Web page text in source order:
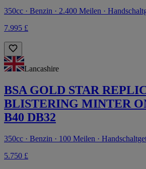
350cc · Benzin · 2.400 Meilen ·
7.995 £
Lancashire
BSA GOLD STAR
BLISTERING MINTER
B40 DB32
350cc · Benzin · 100 Meilen ·
5.750 £